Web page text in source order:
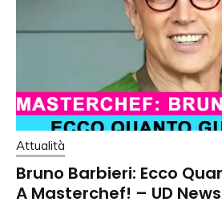
Attualità
Bruno Barbieri: Ecco
A Masterchef! – UD News